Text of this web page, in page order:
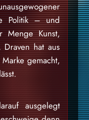
Politik – und
Menge Kunst,
Draven hat aus
gemacht,
ausgelegt